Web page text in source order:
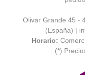
Olivar Grande 45 -
(España) |
Horario:
(*)